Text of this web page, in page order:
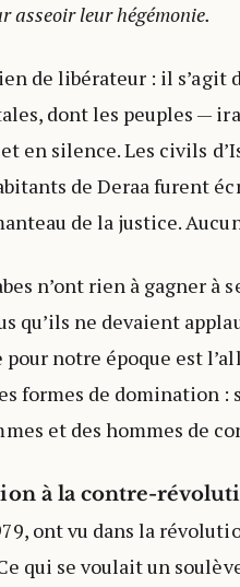
asseoir leur hégémonie.
de libérateur : il s’agit
dont les peuples —
en silence. Les civils
de Deraa furent
de la justice.
n’ont rien à gagner
qu’ils ne devaient
pour notre époque est
formes de domination :
et des hommes de
à la contre-
ont vu dans la
qui se voulait un